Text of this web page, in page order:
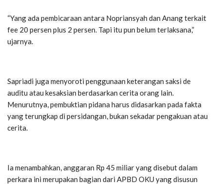
“Yang ada pembicaraan antara Nopriansyah dan Anang terkait
fee 20 persen plus 2 persen. Tapi itu pun belum terlaksana,”
ujarnya.
Sapriadi juga menyoroti penggunaan keterangan saksi de
auditu atau kesaksian berdasarkan cerita orang lain.
Menurutnya, pembuktian pidana harus didasarkan pada fakta
yang terungkap di persidangan, bukan sekadar pengakuan atau
cerita.
Ia menambahkan, anggaran Rp 45 miliar yang disebut dalam
perkara ini merupakan bagian dari APBD OKU yang disusun